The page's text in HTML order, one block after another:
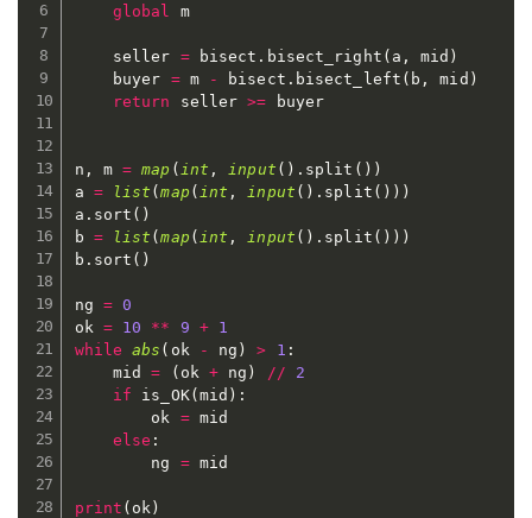
global
m
    seller
= bisect . bisect_right ( a , mid )
    buyer
= m - bisect . bisect_left ( b , mid )
return
seller >= buyer
n , m = map ( int , input ( ) . split ( ) )
a = list (map ( int , input ( ) . split ( ) ) )
a . sort ( )
b = list (map ( int , input ( ) . split ( ) ) )
b . sort ( )
ng = 0
ok = 10 ** 9 +
1
while
abs ( ok - ng ) > 1 :
    mid
= ( ok + ng ) //
2
if is_OK( mid ) :
        ok
= mid
else :
        ng
= mid
print ( ok )